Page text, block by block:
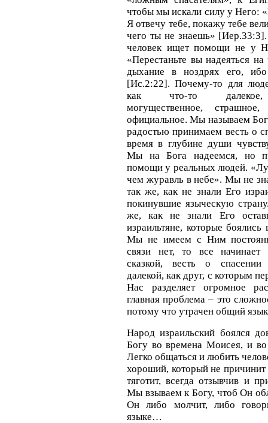
чтобы мы искали силу у Него:
Я отвечу тебе, покажу тебе
чего ты не знаешь» [Иер.33:3].
человек ищет помощи не у
«Перестаньте вы надеяться на
дыхание в ноздрях его,
[Ис.2:22]. Почему-то для
как что-то далекое,
могущественное,
официальное. Мы называем
радостью принимаем весть о
время в глубине души
Мы на Бога надеемся, но
помощи у реальных людей.
чем журавль в небе». Мы не
так же, как не знали Его
покинувшие языческую
же, как не знали Его
израильтяне, которые боялись
Мы не имеем с Ним
связи нет, то все начинает
сказкой, весть о спасении
далекой, как друг, с которым
Нас разделяет огромное
главная проблема – это
потому что утрачен общий
Народ израильский боялся
Богу во времена Моисея, и
Легко общаться и любить
хороший, который не причинит
тяготит, всегда отзывчив и
Мы взываем к Богу, чтоб Он
Он либо молчит, либо
языке…